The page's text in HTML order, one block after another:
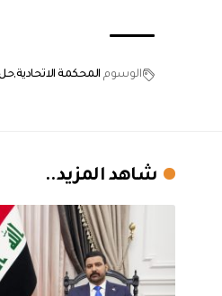
الوسوم المحكمة الاتحادية حل
شاهد المزيد..